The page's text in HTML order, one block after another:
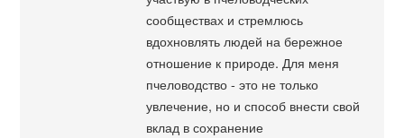
сообществах и стремлюсь
вдохновлять людей на бережное
отношение к природе. Для меня
пчеловодство - это не только
увлечение, но и способ внести свой
вклад в сохранение